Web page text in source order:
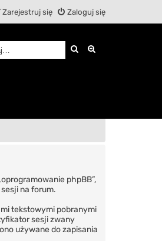
Zaloguj się
Zarejestruj się
Szukaj
phpBB”,
na forum.
tekstowymi pobranymi
sesji zwany
używane do zapisania